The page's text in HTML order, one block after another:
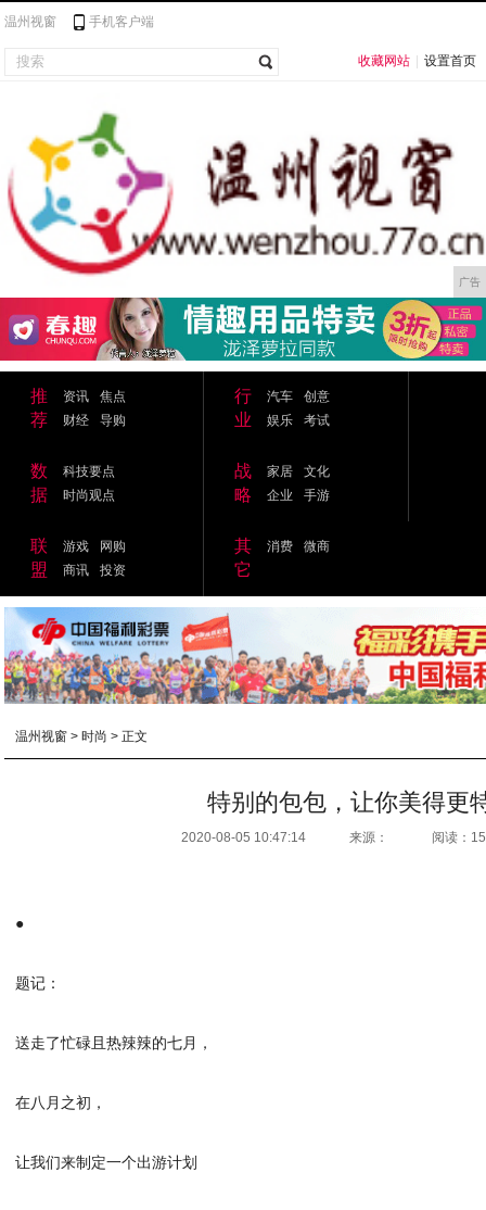
温州视窗 手机客户端
收藏网站 设置首页
广告
推
荐
资讯
焦点
财经
导购
行
业
汽车
创意
娱乐
考试
数
据
科技要点
时尚观点
战
略
家居
文化
企业
手游
联
盟
游戏
网购
商讯
投资
其
它
消费 微商
温州视窗 >时尚 > 正文
特别的包包，让你美得更
2020-08-05 10:47:14 来源： 阅读：
●
题记：
送走了忙碌且热辣辣的七月，
在八月之初，
让我们来制定一个出游计划